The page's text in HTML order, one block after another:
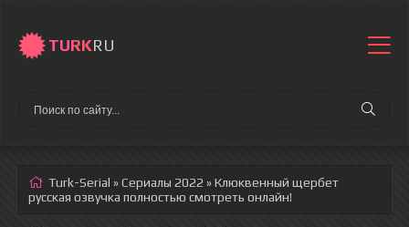
TURKRU
Turk-Serial »Сериалы 2022 » Клюквенный щербет
русская озвучка полностью смотреть онлайн!